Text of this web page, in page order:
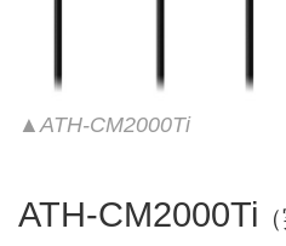
▲ATH-CM2000Ti
ATH-CM2000Ti